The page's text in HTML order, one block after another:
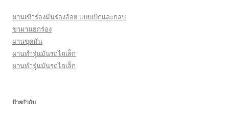
ผานเข้าร่องมันร่องอ้อย แบบเบิกและกลบ
ขาผานยกร่อง
ผานขุดมัน
ผานทำรุ่นมันรถไถเล็ก
ผานทำรุ่นมันรถไถเล็ก
ป้ายกำกับ